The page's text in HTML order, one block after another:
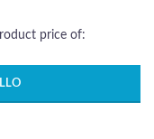
price of: